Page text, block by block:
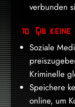
verbunden
10. Gib
Soziale
Kriminelle
Speichere
online, um